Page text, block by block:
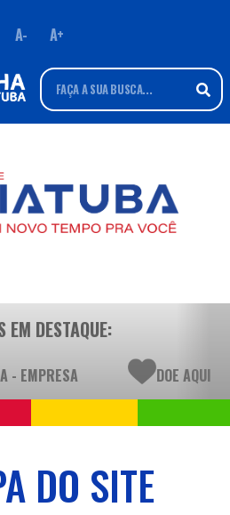
A- A+
EM DESTAQUE:
- EMPRESA DOE AQUI
DO SITE